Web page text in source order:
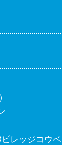
レッジコウベ